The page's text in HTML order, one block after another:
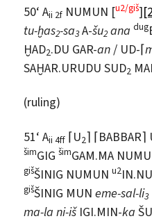
50‘ Aii 2f NUMUN [u2/giš]
tu-ḫas2-sa3 A-šu2 ana dug
ḪAD2.DU GAR-an / UD-⌈
SAḪAR.URUDU SUD2
(ruling)
51‘ Aii 4ff ⌈U2⌉ ⌈BABBAR⌉
šimGIGšimGAM.MA
gišŠINIG NUMUNu2
gišŠINIG MUNeme-sal-li3
ma-la ni-išIGI.MIN-ka